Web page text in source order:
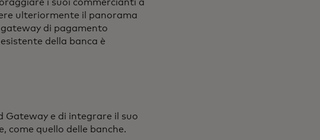
i suoi commercianti a
ulteriormente il panorama
di pagamento
della banca è
Gateway e di integrare il suo
come quello delle banche.